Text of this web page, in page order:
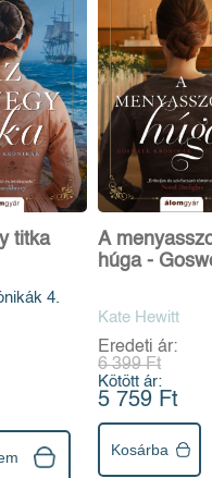
titka
4.
A
húga -
Kate Hewitt
Eredeti ár:
6 399 Ft
Kötött ár:
5 759 Ft
Kosárba